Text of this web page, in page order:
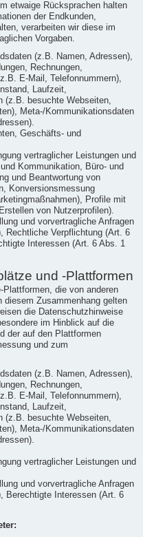
etwaige Rücksprachen halten
der Endkunden,
verarbeiten wir diese im
Vorgaben.
(z.B. Namen, Adressen),
Rechnungen,
E-Mail, Telefonnummern),
Laufzeit,
(z.B. besuchte Webseiten,
Meta-/Kommunikationsdaten
Geschäfts- und
vertraglicher Leistungen und
Kommunikation, Büro- und
und Beantwortung von
Konversionsmessung
Profile mit
von Nutzerprofilen).
und vorvertragliche Anfragen
Rechtliche Verpflichtung (Art. 6
Interessen (Art. 6 Abs. 1
und -Plattformen
die von anderen
diesem Zusammenhang gelten
die Datenschutzhinweise
im Hinblick auf die
der auf den Plattformen
und zum
(z.B. Namen, Adressen),
Rechnungen,
E-Mail, Telefonnummern),
Laufzeit,
(z.B. besuchte Webseiten,
Meta-/Kommunikationsdaten
vertraglicher Leistungen und
und vorvertragliche Anfragen
Berechtigte Interessen (Art. 6